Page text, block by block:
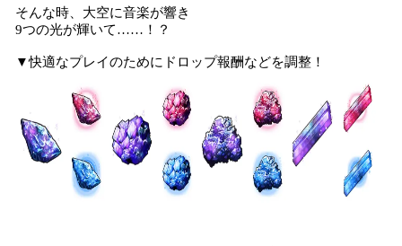
そんな時、大空に音楽が響き
9つの光が輝いて……！？
▼快適なプレイのためにドロップ報酬などを調整！